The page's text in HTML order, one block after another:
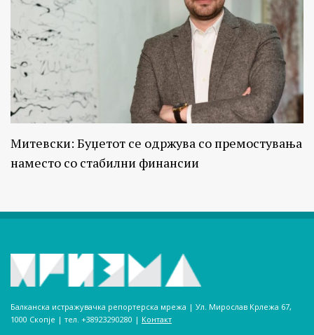
Митевски: Буџетот се одржува со премостувања
наместо со стабилни финансии
Балканска истражувачка репортерска мрежа | Ул. Мирослав Крлежа 67,
1000 Скопје | тел. +38923290280­ | Контакт